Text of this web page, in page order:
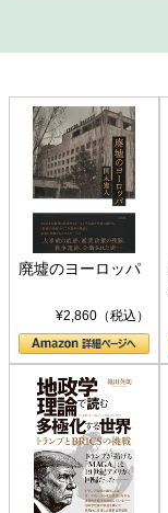
廃墟のヨーロッパ
¥2,860（税込）